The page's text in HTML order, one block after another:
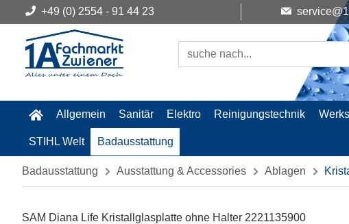
+49 (0) 2554 - 91 44 23
Allgemein Sanitär Elektro Reinigungstechnik
STIHL Welt Badausstattung
Badausstattung Ausstattung & Accessories Ablagen
SAM Diana Life Kristallglasplatte ohne Halter 2221135900